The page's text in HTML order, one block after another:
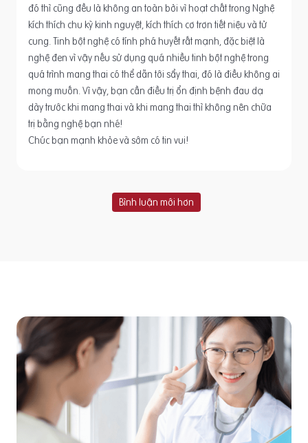
đó thì cũng đều là không an toàn bởi vì hoạt chất trong Nghệ
kích thích chu kỳ kinh nguyệt, kích thích cơ trơn tiết niệu và tử
cung. Tinh bột nghệ có tính phá huyết rất mạnh, đặc biệt là
nghệ đen vì vậy nếu sử dụng quá nhiều tinh bột nghệ trong
quá trình mang thai có thể dẫn tới sẩy thai, đó là điều không ai
mong muốn. Vì vậy, bạn cần điều trị ổn định bệnh đau dạ
dày trước khi mang thai và khi mang thai thì không nên chữa
trị bằng nghệ bạn nhé!
Chúc bạn mạnh khỏe và sớm có tin vui!
Bình luận mới hơn